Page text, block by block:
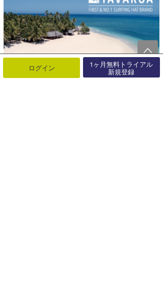
ログイン 1ヶ月無料トライアル
新規登録